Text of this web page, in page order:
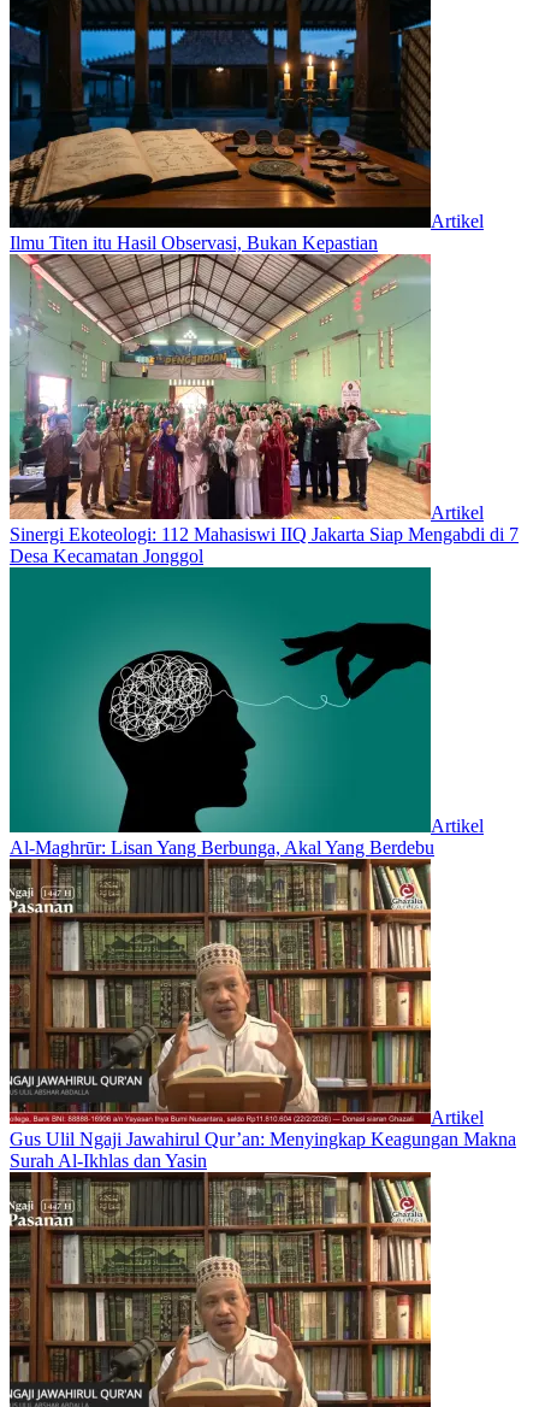
Artikel
Ilmu Titen itu Hasil Observasi, Bukan Kepastian
Artikel
‎Sinergi Ekoteologi: 112 Mahasiswi IIQ Jakarta Siap Mengabdi di 7
Desa Kecamatan Jonggol
Artikel
Al-Maghrūr: Lisan Yang Berbunga, Akal Yang Berdebu
Artikel
Gus Ulil Ngaji Jawahirul Qur’an: Menyingkap Keagungan Makna
Surah Al-Ikhlas dan Yasin